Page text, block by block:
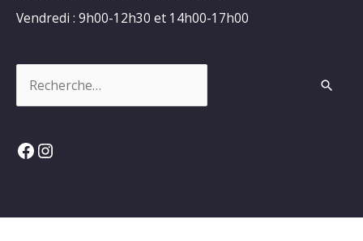
Vendredi : 9h00-12h30 et 14h00-17h00
Facebook
Instagram